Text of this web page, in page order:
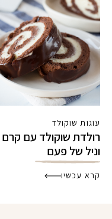
עוגות שוקולד
רולדת שוקולד עם קרם
וניל של פעם
קרא עכשיו